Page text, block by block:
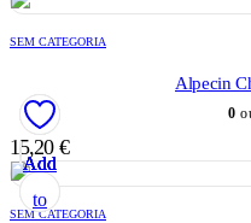
Add
to
SEM CATEGORIA
Alpecin
0
15,20 €
Add
to
SEM CATEGORIA
Add
to
Add
to
Add
to